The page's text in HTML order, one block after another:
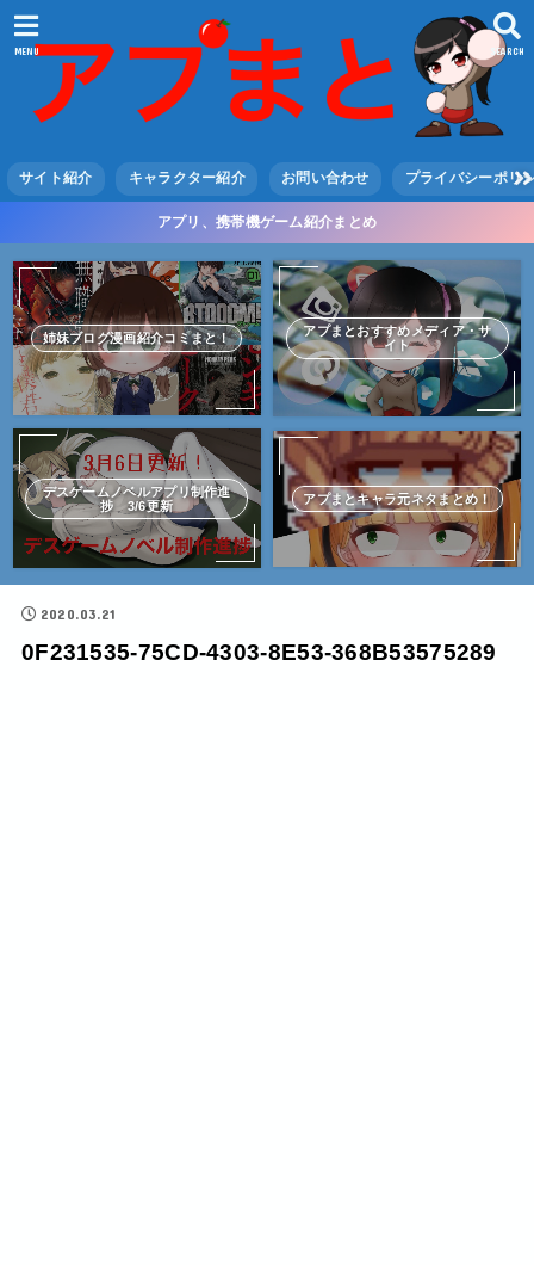
SEARCH
MENU
サイト紹介 キャラクター紹介 お問い合わせ プライバシーポリ
アプリ、携帯機ゲーム紹介まとめ
姉妹ブログ漫画紹介コミまと！
アプまとおすすめメディア・サ
イト
デスゲームノベルアプリ制作進
捗 3/6更新
アプまとキャラ元ネタまとめ！
2020.03.21
0F231535-75CD-4303-8E53-368B53575289